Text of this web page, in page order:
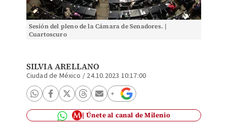
Sesión del pleno de la Cámara de Senadores. |
Cuartoscuro
SILVIA ARELLANO
Ciudad de México / 24.10.2023 10:17:00
Únete al canal de Milenio